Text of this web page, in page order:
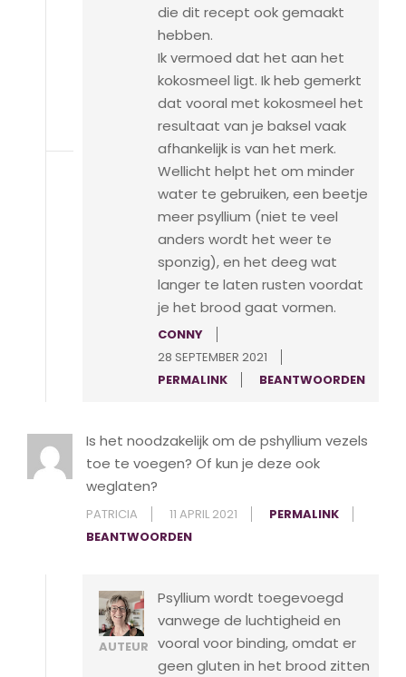
die dit recept ook gemaakt
hebben.
Ik vermoed dat het aan het
kokosmeel ligt. Ik heb gemerkt
dat vooral met kokosmeel het
resultaat van je baksel vaak
afhankelijk is van het merk.
Wellicht helpt het om minder
water te gebruiken, een beetje
meer psyllium (niet te veel
anders wordt het weer te
sponzig), en het deeg wat
langer te laten rusten voordat
je het brood gaat vormen.
CONNY
28 SEPTEMBER 2021
PERMALINK
BEANTWOORDEN
Is het noodzakelijk om de pshyllium vezels
toe te voegen? Of kun je deze ook
weglaten?
PATRICIA 11 APRIL 2021
PERMALINK
BEANTWOORDEN
AUTEUR
Psyllium wordt toegevoegd
vanwege de luchtigheid en
vooral voor binding, omdat er
geen gluten in het brood zitten